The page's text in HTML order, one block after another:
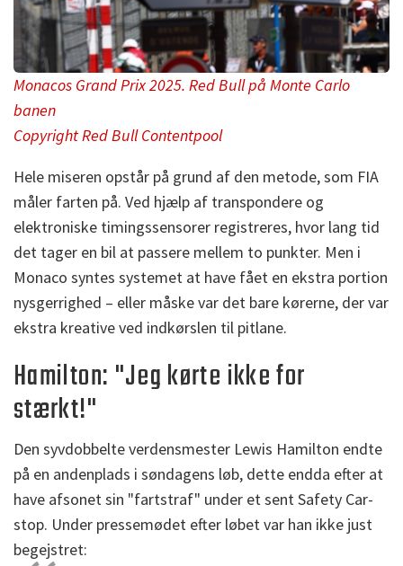
Monacos Grand Prix 2025. Red Bull på Monte Carlo
banen
Copyright Red Bull Contentpool
Hele miseren opstår på grund af den metode, som FIA
måler farten på. Ved hjælp af transpondere og
elektroniske timingssensorer registreres, hvor lang tid
det tager en bil at passere mellem to punkter. Men i
Monaco syntes systemet at have fået en ekstra portion
nysgerrighed – eller måske var det bare kørerne, der var
ekstra kreative ved indkørslen til pitlane.
Hamilton: "Jeg kørte ikke for
stærkt!"
Den syvdobbelte verdensmester Lewis Hamilton endte
på en andenplads i søndagens løb, dette endda efter at
have afsonet sin "fartstraf" under et sent Safety Car-
stop. Under pressemødet efter løbet var han ikke just
begejstret: